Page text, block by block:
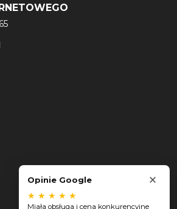
Opinie Google ×
★ ★ ★ ★ ★
Miała obsługa i cena konkurencyjne